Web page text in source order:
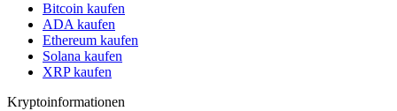
Bitcoin kaufen
ADA kaufen
Ethereum kaufen
Solana kaufen
XRP kaufen
Kryptoinformationen